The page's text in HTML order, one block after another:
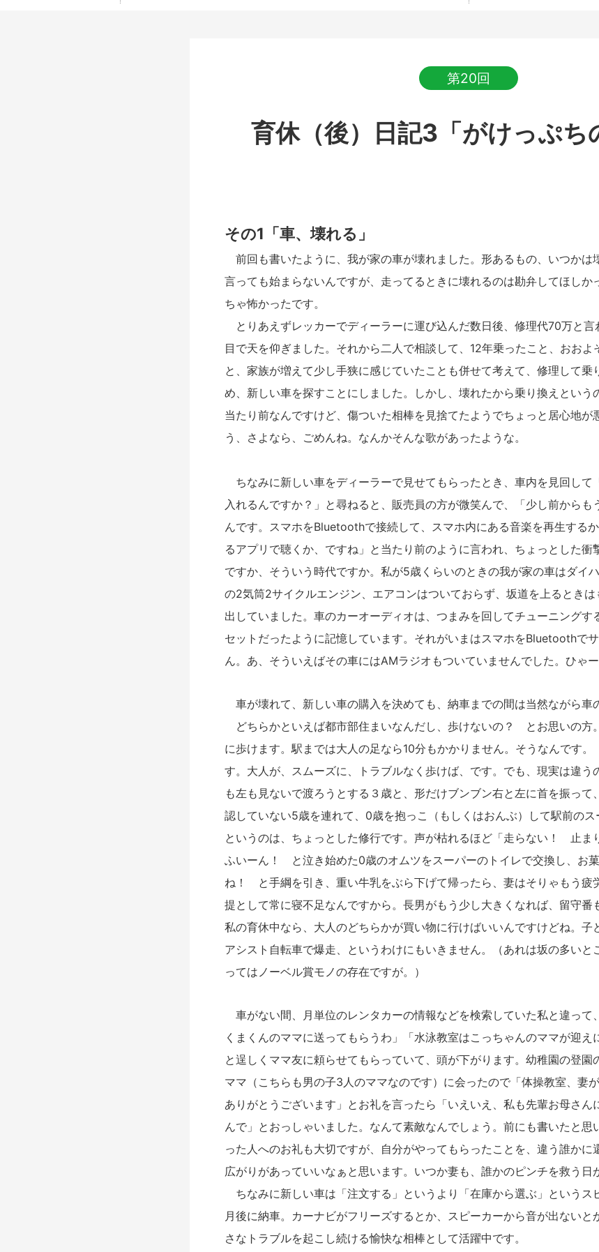
第20回
育休（後）日記3「がけっぷち
その1「車、壊れる」
前回も書いたように、我が家の車が壊れました。形あるもの、いつかは
言っても始まらないんですが、走ってるときに壊れるのは勘弁してほしか
ちゃ怖かったです。
とりあえずレッカーでディーラーに運び込んだ数日後、修理代70万と言
目で天を仰ぎました。それから二人で相談して、12年乗ったこと、おおよ
と、家族が増えて少し手狭に感じていたことも併せて考えて、修理して乗
め、新しい車を探すことにしました。しかし、壊れたから乗り換えという
当たり前なんですけど、傷ついた相棒を見捨てたようでちょっと居心地が
う、さよなら、ごめんね。なんかそんな歌があったような。
ちなみに新しい車をディーラーで見せてもらったとき、車内を見回して
入れるんですか？」と尋ねると、販売員の方が微笑んで、「少し前からも
んです。スマホをBluetoothで接続して、スマホ内にある音楽を再生する
るアプリで聴くか、ですね」と当たり前のように言われ、ちょっとした衝
ですか、そういう時代ですか。私が5歳くらいのときの我が家の車はダイ
の2気筒2サイクルエンジン、エアコンはついておらず、坂道を上るときは
出していました。車のカーオーディオは、つまみを回してチューニングす
セットだったように記憶しています。それがいまはスマホをBluetoothで
ん。あ、そういえばその車にはAMラジオもついていませんでした。ひゃー
車が壊れて、新しい車の購入を決めても、納車までの間は当然ながら車
どちらかといえば都市部住まいなんだし、歩けないの？ とお思いの方
に歩けます。駅までは大人の足なら10分もかかりません。そうなんです。
す。大人が、スムーズに、トラブルなく歩けば、です。でも、現実は違う
も左も見ないで渡ろうとする３歳と、形だけブンブン右と左に首を振って
認していない5歳を連れて、0歳を抱っこ（もしくはおんぶ）して駅前のス
というのは、ちょっとした修行です。声が枯れるほど「走らない！ 止ま
ふいーん！ と泣き始めた0歳のオムツをスーパーのトイレで交換し、お
ね！ と手綱を引き、重い牛乳をぶら下げて帰ったら、妻はそりゃもう疲
提として常に寝不足なんですから。長男がもう少し大きくなれば、留守番
私の育休中なら、大人のどちらかが買い物に行けばいいんですけどね。子
アシスト自転車で爆走、というわけにもいきません。（あれは坂の多いと
ってはノーベル賞モノの存在ですが。）
車がない間、月単位のレンタカーの情報などを検索していた私と違って
くまくんのママに送ってもらうわ」「水泳教室はこっちゃんのママが迎え
と逞しくママ友に頼らせてもらっていて、頭が下がります。幼稚園の登園
ママ（こちらも男の子3人のママなのです）に会ったので「体操教室、妻
ありがとうございます」とお礼を言ったら「いえいえ、私も先輩お母さん
んで」とおっしゃいました。なんて素敵なんでしょう。前にも書いたと思
った人へのお礼も大切ですが、自分がやってもらったことを、違う誰かに
広がりがあっていいなぁと思います。いつか妻も、誰かのピンチを救う日
ちなみに新しい車は「注文する」というより「在庫から選ぶ」というス
月後に納車。カーナビがフリーズするとか、スピーカーから音が出ないと
さなトラブルを起こし続ける愉快な相棒として活躍中です。